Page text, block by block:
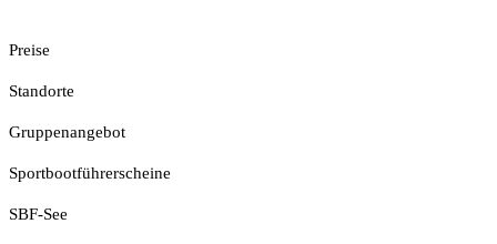
Preise
Standorte
Gruppenangebot
Sportbootführerscheine
SBF-See